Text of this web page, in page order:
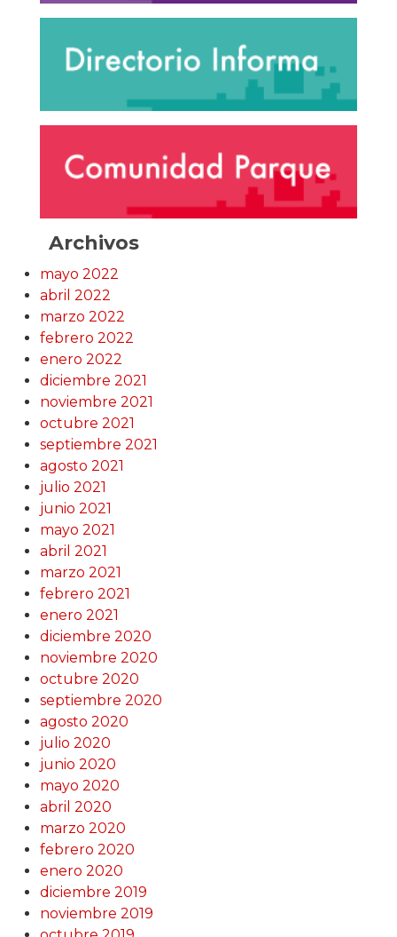
Archivos
mayo 2022
abril 2022
marzo 2022
febrero 2022
enero 2022
diciembre 2021
noviembre 2021
octubre 2021
septiembre 2021
agosto 2021
julio 2021
junio 2021
mayo 2021
abril 2021
marzo 2021
febrero 2021
enero 2021
diciembre 2020
noviembre 2020
octubre 2020
septiembre 2020
agosto 2020
julio 2020
junio 2020
mayo 2020
abril 2020
marzo 2020
febrero 2020
enero 2020
diciembre 2019
noviembre 2019